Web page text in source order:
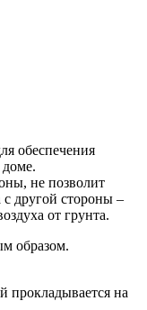
обеспечения
не позволит
другой стороны –
от грунта.
образом.
прокладывается на